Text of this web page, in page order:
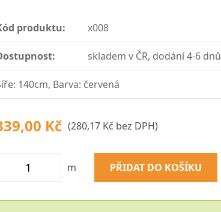
produktu: x008
skladem v ČR, dodání 4-6 dnů
140cm, Barva: červená
Kč (280,17 Kč bez DPH)
m PŘIDAT DO KOŠÍKU